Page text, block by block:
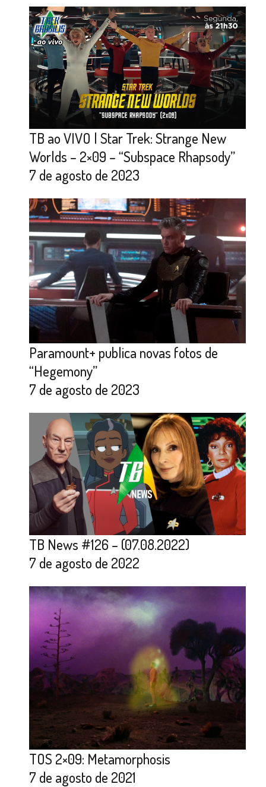
TB ao VIVO | Star Trek: Strange New
Worlds – 2×09 – “Subspace Rhapsody”
7 de agosto de 2023
Paramount+ publica novas fotos de
“Hegemony”
7 de agosto de 2023
TB News #126 – (07.08.2022)
7 de agosto de 2022
TOS 2×09: Metamorphosis
7 de agosto de 2021